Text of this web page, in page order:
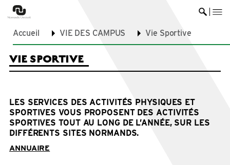
Accueil VIE DES CAMPUS Vie Sportive
VIE SPORTIVE
LES SERVICES DES ACTIVITÉS PHYSIQUES ET
SPORTIVES VOUS PROPOSENT DES ACTIVITÉS
SPORTIVES TOUT AU LONG DE L’ANNÉE, SUR LES
DIFFÉRENTS SITES NORMANDS.
ANNUAIRE